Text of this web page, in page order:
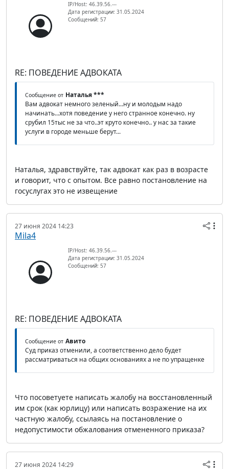
IP/Host: 46.39.56.---
Дата регистрации: 31.05.2024
Сообщений: 57
RE: ПОВЕДЕНИЕ АДВОКАТА
Сообщение от Наталья ***
Вам адвокат немного зеленый...ну и молодым надо
начинать...хотя поведение у него странное конечно. ну
срубил 15тыс не за что..эт круто конечно.. у нас за такие
услуги в городе меньше берут...
Наталья, здравствуйте, так адвокат как раз в возрасте
и говорит, что с опытом. Все равно постановление на
госуслугах это не извещение
27 июня 2024 14:23
Mila4
IP/Host: 46.39.56.---
Дата регистрации: 31.05.2024
Сообщений: 57
RE: ПОВЕДЕНИЕ АДВОКАТА
Сообщение от Авито
Суд приказ отменили, а соответственно дело будет
рассматриваться на общих основаниях а не по упращенке
Что посоветуете написать жалобу на восстановленный
им срок (как юрлицу) или написать возражение на их
частную жалобу, ссылаясь на постановление о
недопустимости обжалования отмененного приказа?
27 июня 2024 14:29